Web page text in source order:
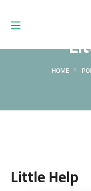
HOME
Little Help